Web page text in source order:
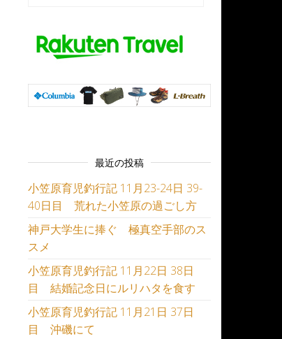
最近の投稿
小笠原育児釣行記 11月23-24日 39-
40日目 荒れた小笠原の過ごし方
神戸大学生に捧ぐ 極真空手部のス
スメ
小笠原育児釣行記 11月22日 38日
目 結婚記念日にルリハタを食す
小笠原育児釣行記 11月21日 37日
目 沖磯にて